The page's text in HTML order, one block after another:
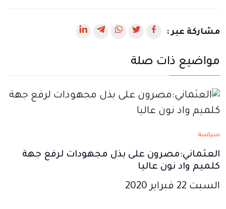
مشاركة عبر :
رابط
في
جديدة
رابط
في
جديدة
رابط
جديدة
رابط
جديدة
رابط
جديدة
مواضيع ذات صلة
سياسة
العثماني:مصرون على بذل مجهودات لرفع جهة
كلميم واد نون عاليا
السبت 22 فبراير 2020